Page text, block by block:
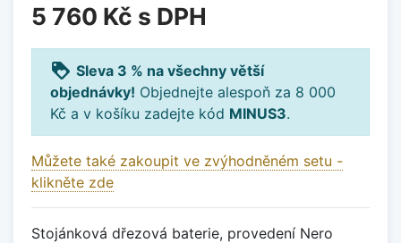
5 760 Kč s DPH
loyalty Sleva 3 % na všechny větší
objednávky! Objednejte alespoň za 8 000
Kč a v košíku zadejte kód MINUS3.
Můžete také zakoupit ve zvýhodněném setu -
klikněte zde
Stojánková dřezová baterie, provedení Nero